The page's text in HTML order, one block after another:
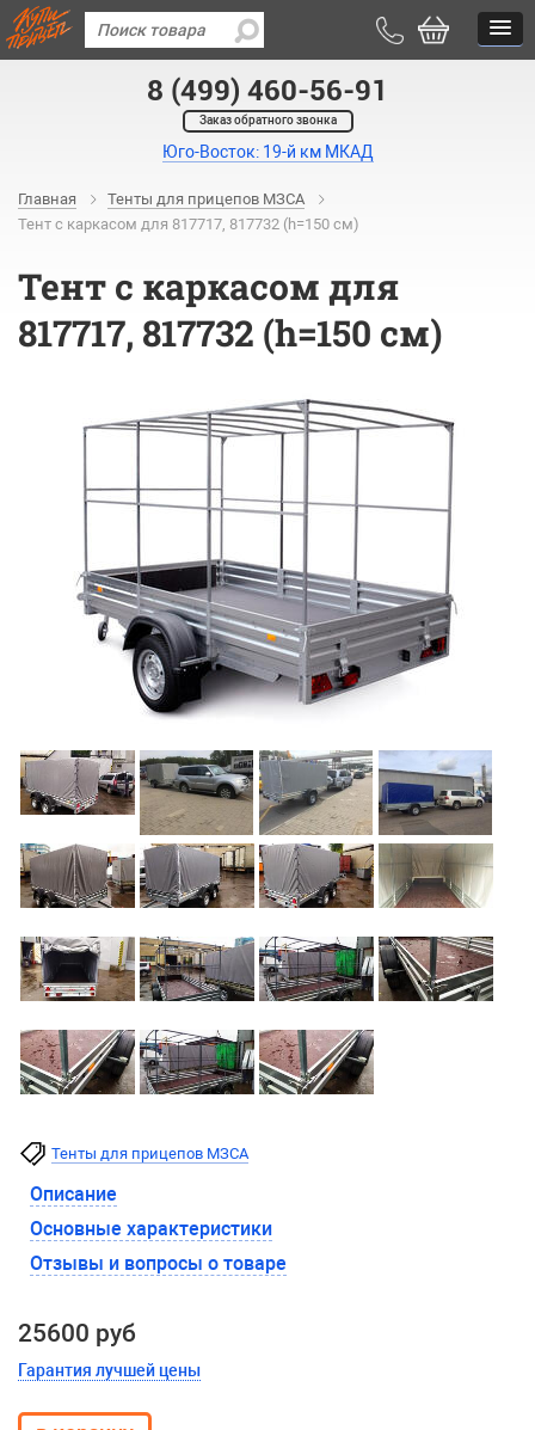
8 (499) 460-56-91
Заказ обратного звонка
Юго-Восток: 19-й км МКАД
Главная
Тенты для прицепов МЗСА
Тент с каркасом для 817717, 817732 (h=150 см)
Тент с каркасом для
817717, 817732 (h=150 см)
Тенты для прицепов МЗСА
Описание
Основные характеристики
Отзывы и вопросы о товаре
25600 руб
Гарантия лучшей цены